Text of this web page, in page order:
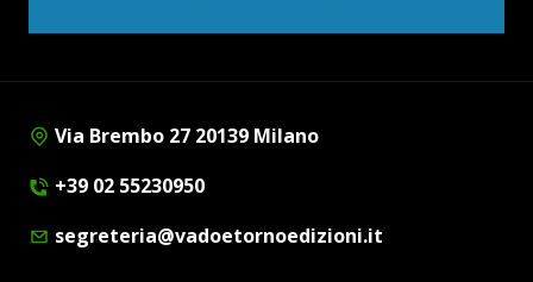
Via Brembo 27 20139 Milano
+39 02 55230950
segreteria@vadoetornoedizioni.it